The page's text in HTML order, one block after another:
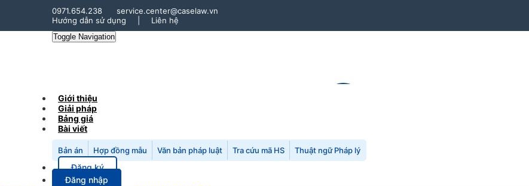
0971.654.238
service.center@caselaw.vn
Hướng dẫn sử dụng
Liên hệ
Toggle Navigation
Giới thiệu
Giải pháp
Bảng giá
Bài viết
Bản án Hợp đồng mẫu Văn bản pháp luật Tra cứu mã HS Thuật ngữ Pháp lý
Đăng ký
Đăng nhập